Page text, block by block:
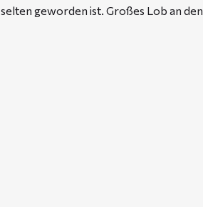
geworden ist. Großes Lob an den